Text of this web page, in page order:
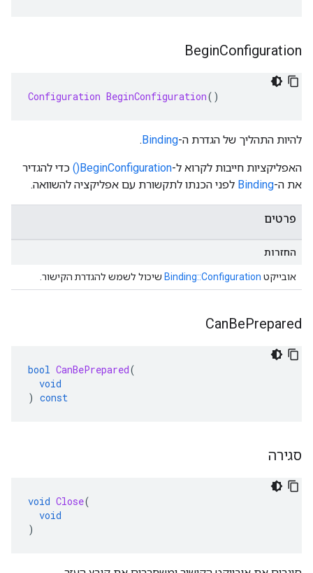
BeginConfiguration
Configuration BeginConfiguration()
להיות התהליך של הגדרת ה-Binding
.
האפליקציות חייבות לקרוא ל-BeginConfiguration()
כדי להגדיר
את ה-Binding לפני הכנתו לתקשורת עם אפליקציה להשוואה.
פרטים
החזרות
אובייקט Binding::Configuration שיכול לשמש להגדרת הקישור.
CanBePrepared
bool CanBePrepared(
void
) const
סגירה
void Close(
void
)